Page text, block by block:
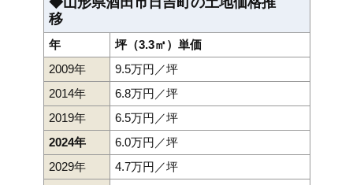
移
年
坪（3.3㎡）単価
2009年
9.5万円／坪
2014年
6.8万円／坪
2019年
6.5万円／坪
2024年
6.0万円／坪
2029年
4.7万円／坪